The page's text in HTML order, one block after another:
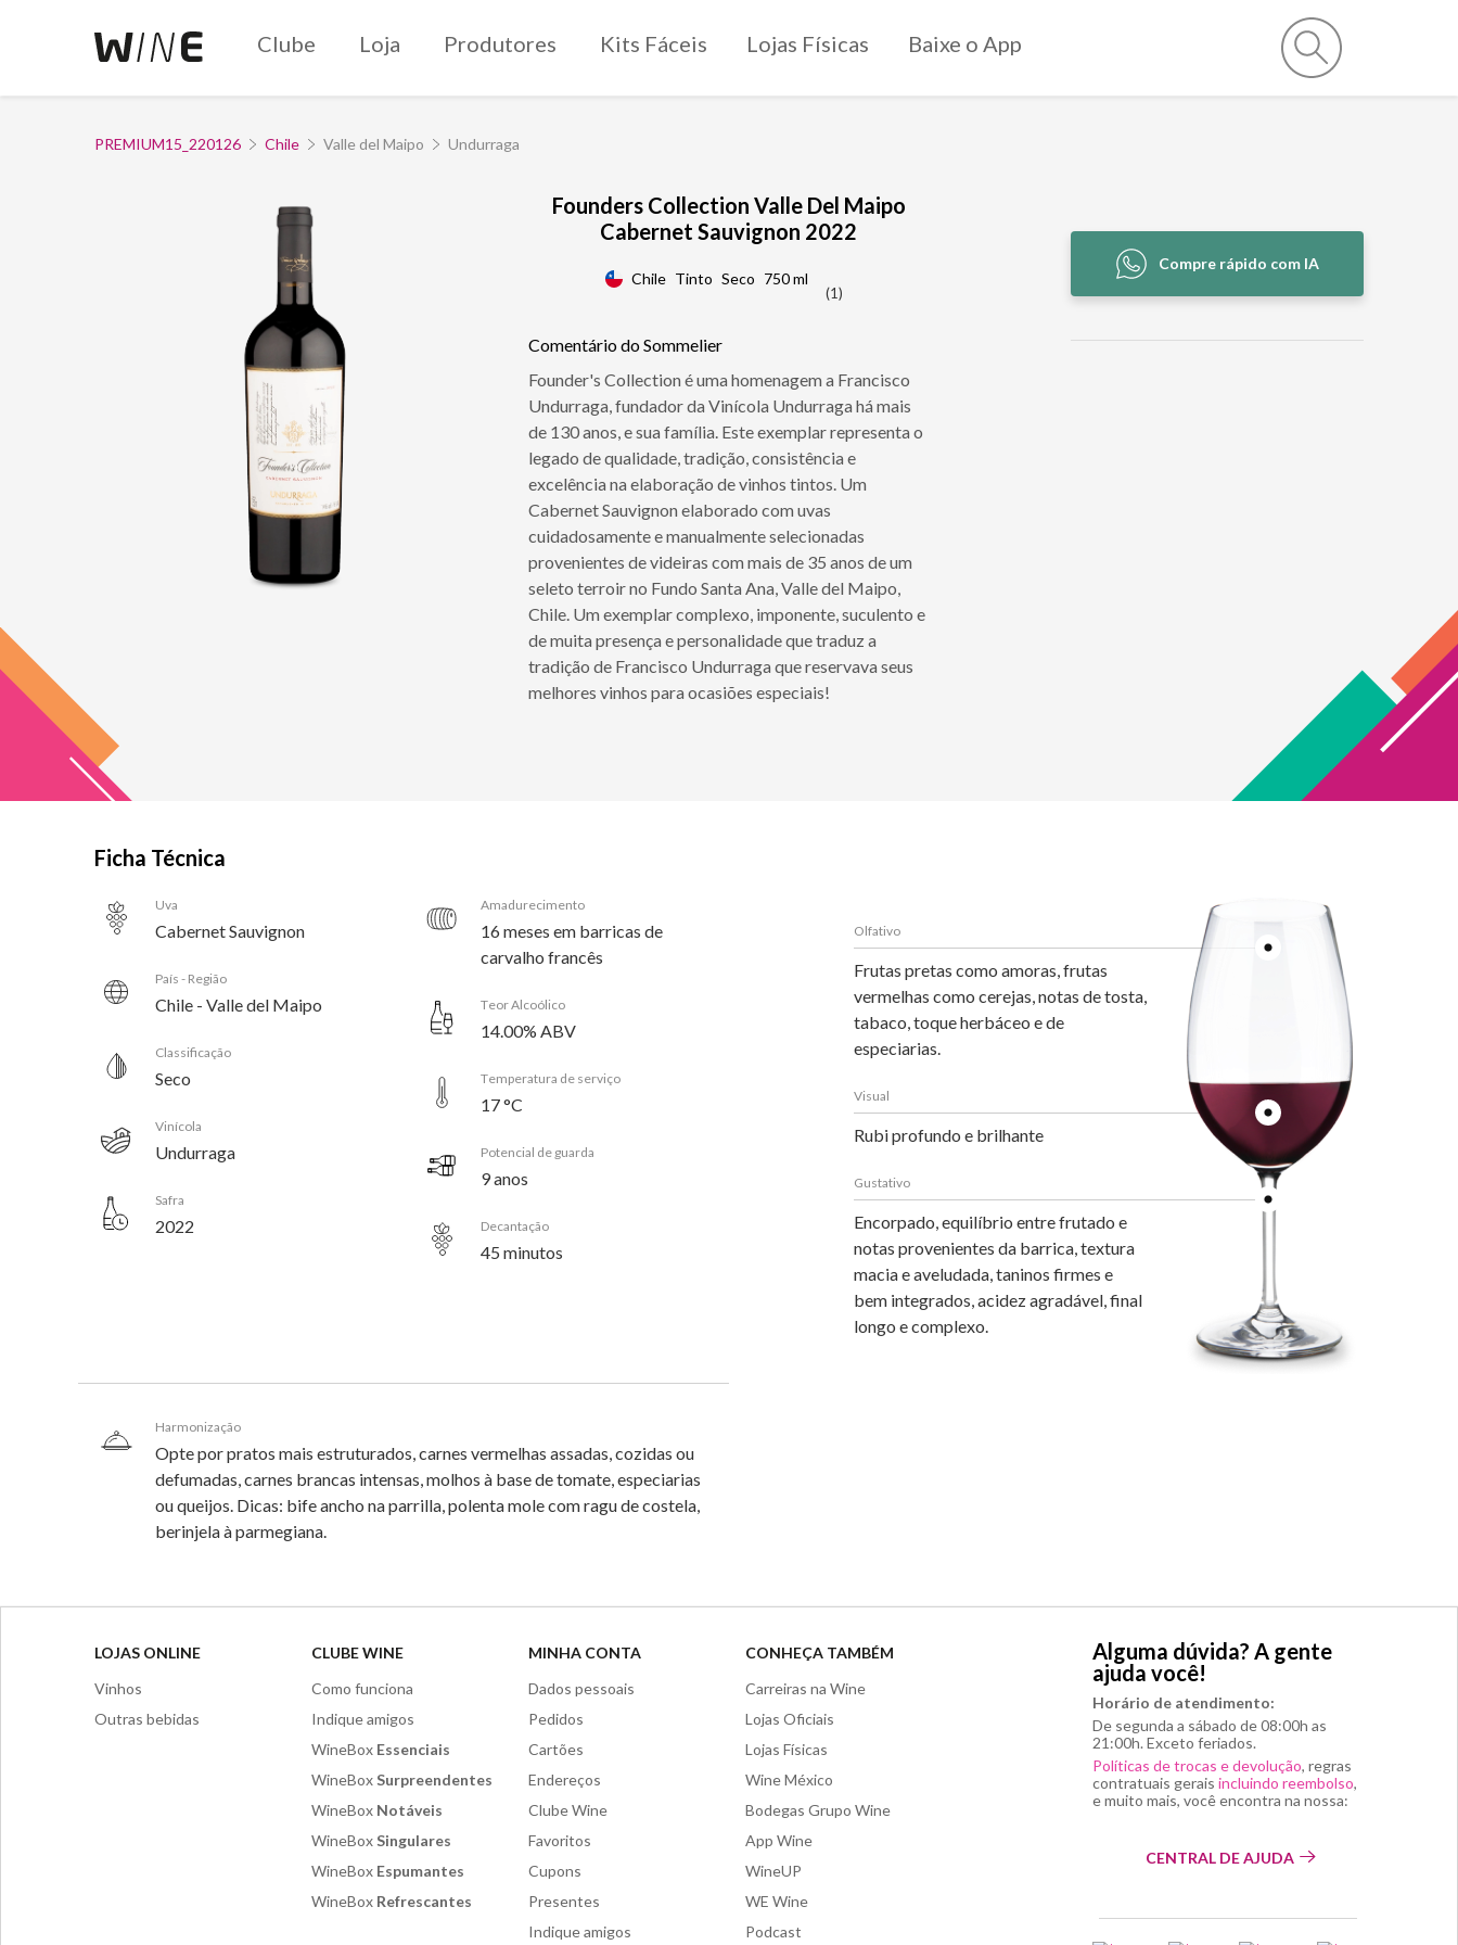
Clube Loja Produtores Kits Fáceis Lojas Físicas Baixe o App
PREMIUM15_220126 Chile Valle del Maipo Undurraga
Founders Collection Valle Del Maipo
Cabernet Sauvignon 2022
Chile Tinto Seco 750 ml
(1)
Comentário do Sommelier
Founder's Collection é uma homenagem a Francisco
Undurraga, fundador da Vinícola Undurraga há mais
de 130 anos, e sua família. Este exemplar representa o
legado de qualidade, tradição, consistência e
excelência na elaboração de vinhos tintos. Um
Cabernet Sauvignon elaborado com uvas
cuidadosamente e manualmente selecionadas
provenientes de videiras com mais de 35 anos de um
seleto terroir no Fundo Santa Ana, Valle del Maipo,
Chile. Um exemplar complexo, imponente, suculento e
de muita presença e personalidade que traduz a
tradição de Francisco Undurraga que reservava seus
melhores vinhos para ocasiões especiais!
Compre rápido com IA
Ficha Técnica
Uva
Cabernet Sauvignon
País - Região
Chile - Valle del Maipo
Classificação
Seco
Vinícola
Undurraga
Safra
2022
Amadurecimento
16 meses em barricas de
carvalho francês
Teor Alcoólico
14.00% ABV
Temperatura de serviço
17 °C
Potencial de guarda
9 anos
Decantação
45 minutos
Olfativo
Frutas pretas como amoras, frutas
vermelhas como cerejas, notas de tosta,
tabaco, toque herbáceo e de
especiarias.
Visual
Rubi profundo e brilhante
Gustativo
Encorpado, equilíbrio entre frutado e
notas provenientes da barrica, textura
macia e aveludada, taninos firmes e
bem integrados, acidez agradável, final
longo e complexo.
Harmonização
Opte por pratos mais estruturados, carnes vermelhas assadas, cozidas ou
defumadas, carnes brancas intensas, molhos à base de tomate, especiarias
ou queijos. Dicas: bife ancho na parrilla, polenta mole com ragu de costela,
berinjela à parmegiana.
LOJAS ONLINE
Vinhos
Outras bebidas
CLUBE WINE
Como funciona
Indique amigos
WineBox Essenciais
WineBoxSurpreendentes
WineBox Notáveis
WineBoxSingulares
WineBox Espumantes
WineBox Refrescantes
MINHA CONTA
Dados pessoais
Pedidos
Cartões
Endereços
Clube Wine
Favoritos
Cupons
Presentes
Indique amigos
CONHEÇA TAMBÉM
Carreiras na Wine
Lojas Oficiais
Lojas Físicas
Wine México
Bodegas Grupo Wine
App Wine
WineUP
WE Wine
Podcast
Alguma dúvida? A gente
ajuda você!
Horário de atendimento:
De segunda a sábado de 08:00h as
21:00h. Exceto feriados.
Políticas de trocas e devolução, regras
contratuais gerais incluindo reembolso,
e muito mais, você encontra na nossa:
CENTRAL DE AJUDA